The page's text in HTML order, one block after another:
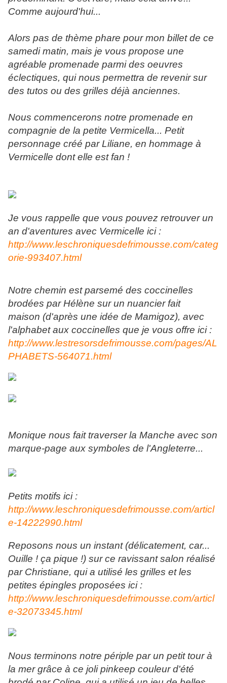
Comme aujourd'hui...
Alors pas de thème phare pour mon billet de ce
samedi matin, mais je vous propose une
agréable promenade parmi des oeuvres
éclectiques, qui nous permettra de revenir sur
des tutos ou des grilles déjà anciennes.
Nous commencerons notre promenade en
compagnie de la petite Vermicella... Petit
personnage créé par Liliane, en hommage à
Vermicelle dont elle est fan !
Je vous rappelle que vous pouvez retrouver un
an d'aventures avec Vermicelle ici :
http://www.leschroniquesdefrimousse.com/categ
orie-993407.html
Notre chemin est parsemé des coccinelles
brodées par Hélène sur un nuancier fait
maison (d'après une idée de Mamigoz), avec
l'alphabet aux coccinelles que je vous offre ici :
http://www.lestresorsdefrimousse.com/pages/AL
PHABETS-564071.html
Monique nous fait traverser la Manche avec son
marque-page aux symboles de l'Angleterre...
Petits motifs ici :
http://www.leschroniquesdefrimousse.com/articl
e-14222990.html
Reposons nous un instant (délicatement, car...
Ouille ! ça pique !) sur ce ravissant salon réalisé
par Christiane, qui a utilisé les grilles et les
petites épingles proposées ici :
http://www.leschroniquesdefrimousse.com/articl
e-32073345.html
Nous terminons notre périple par un petit tour à
la mer grâce à ce joli pinkeep couleur d'été